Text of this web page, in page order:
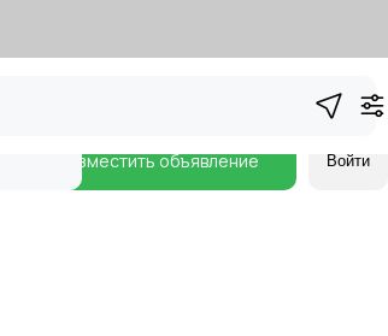
Разместить объявление Войти